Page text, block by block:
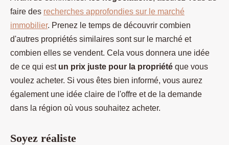
faire des recherches approfondies sur le marché
immobilier. Prenez le temps de découvrir combien
d'autres propriétés similaires sont sur le marché et
combien elles se vendent. Cela vous donnera une idée
de ce qui est un prix juste pour la propriété que vous
voulez acheter. Si vous êtes bien informé, vous aurez
également une idée claire de l'offre et de la demande
dans la région où vous souhaitez acheter.
Soyez réaliste